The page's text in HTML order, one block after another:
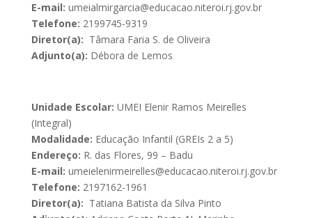
E-mail: umeialmirgarcia@educacao.niteroi.rj.gov.br
Telefone: 2199745-9319
Diretor(a): Tâmara Faria S. de Oliveira
Adjunto(a): Débora de Lemos
Unidade Escolar: UMEI Elenir Ramos Meirelles
(Integral)
Modalidade: Educação Infantil (GREIs 2 a 5)
Endereço: R. das Flores, 99 – Badu
E-mail: umeielenirmeirelles@educacao.niteroi.rj.gov.br
Telefone: 2197162-1961
Diretor(a): Tatiana Batista da Silva Pinto